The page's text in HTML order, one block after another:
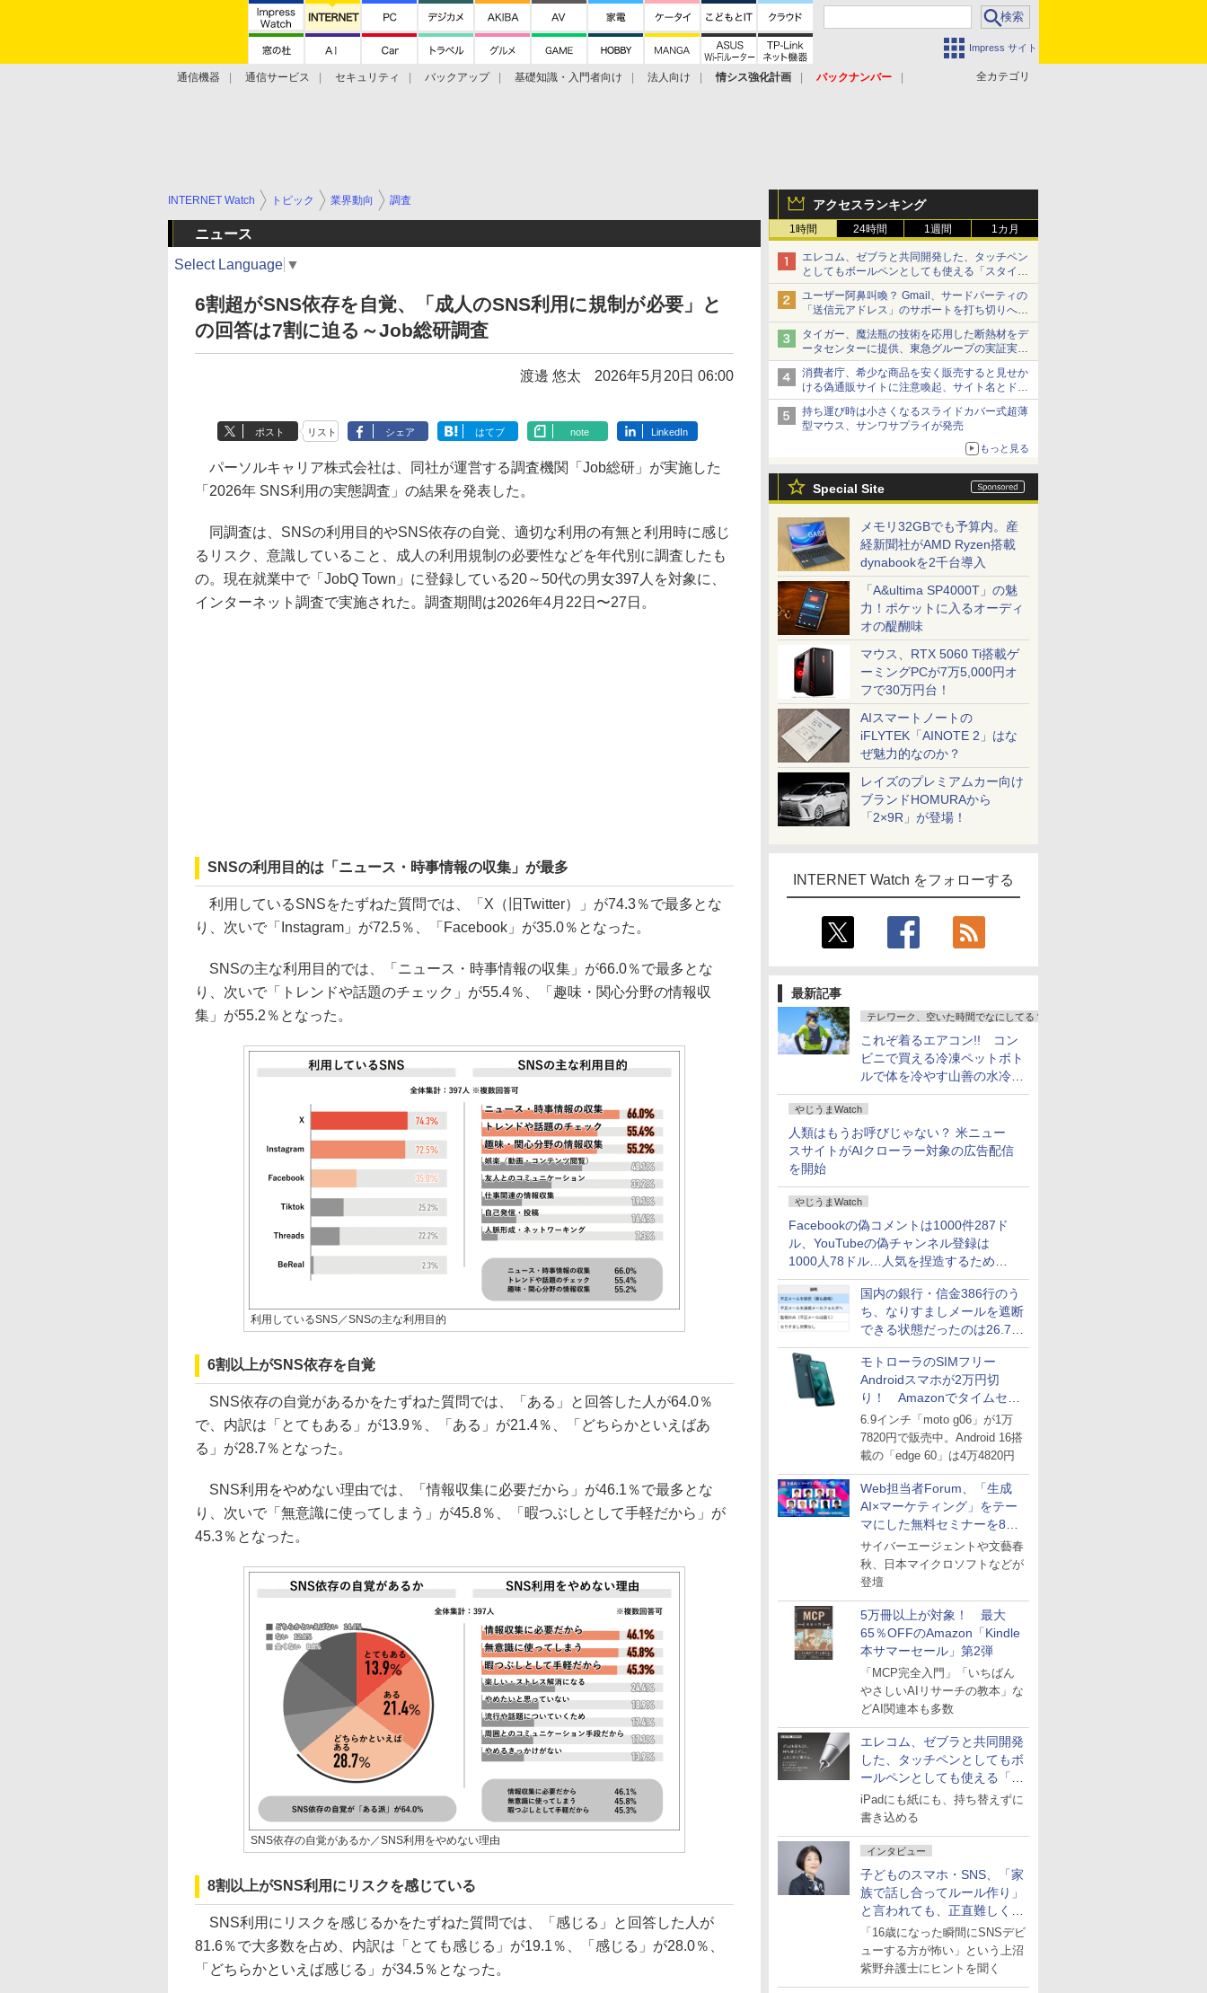
Impress サイト
全カテゴリ
通信機器 通信サービス セキュリティ バックアップ 基礎知識・入門者向け 法人向け 情シス強化計画
バックナンバー
アクセスランキング
1時間 24時間 1週間 1カ月
エレコム、ゼブラと共同開発した、タッチペン
としてもボールペンとしても使える「スタイラ
スツーウェイ」発売 iPadにも紙にも、持ち替
えずに書き込める
ユーザー阿鼻叫喚？ Gmail、サードパーティの
「送信元アドレス」のサポートを打ち切りへ
【やじうまWatch】
タイガー、魔法瓶の技術を応用した断熱材をデ
ータセンターに提供、東急グループの実証実験
で 「ステンレス密封真空断熱パネル TIVIP」
消費者庁、希少な商品を安く販売すると見せか
ける偽通販サイトに注意喚起、サイト名とドメ
イン名を公表
持ち運び時は小さくなるスライドカバー式超薄
型マウス、サンワサプライが発売
もっと見る
Special Site
メモリ32GBでも予算内。産
経新聞社がAMD Ryzen搭載
dynabookを2千台導入
「A&ultima SP4000T」の魅
力！ポケットに入るオーディ
オの醍醐味
マウス、RTX 5060 Ti搭載ゲ
ーミングPCが7万5,000円オ
フで30万円台！
AIスマートノートの
iFLYTEK「AINOTE 2」はな
ぜ魅力的なのか？
レイズのプレミアムカー向け
ブランドHOMURAから
「2×9R」が登場！
INTERNET Watch をフォローする
最新記事
テレワーク、空いた時間でなにしてる？
これぞ着るエアコン!! コン
ビニで買える冷凍ペットボト
ルで体を冷やす山善の水冷ベ
ストがロードバイクにちょう
どいい【ぼっち・ざ・ろー
ど！その14】
やじうまWatch
人類はもうお呼びじゃない？ 米ニュー
スサイトがAIクローラー対象の広告配信
を開始
やじうまWatch
Facebookの偽コメントは1000件287ド
ル、YouTubeの偽チャンネル登録は
1000人78ドル…人気を捏造するための
価格リストが公開中
国内の銀行・信金386行のう
ち、なりすましメールを遮断
できる状態だったのは26.7％
にとどまる～GMOブランド
セキュリティ調査
モトローラのSIMフリー
Androidスマホが2万円切
り！ Amazonでタイムセー
ル
6.9インチ「moto g06」が1万
7820円で販売中。Android 16搭
載の「edge 60」は4万4820円
Web担当者Forum、「生成
AI×マーケティング」をテー
マにした無料セミナーを8月
27日にオンライン開催
サイバーエージェントや文藝春
秋、日本マイクロソフトなどが
登壇
5万冊以上が対象！ 最大
65％OFFのAmazon「Kindle
本サマーセール」第2弾
「MCP完全入門」「いちばん
やさしいAIリサーチの教本」な
どAI関連本も多数
エレコム、ゼブラと共同開発
した、タッチペンとしてもボ
ールペンとしても使える「ス
タイラスツーウェイ」発売
iPadにも紙にも、持ち替えずに
書き込める
インタビュー
子どものスマホ・SNS、「家
族で話し合ってルール作り」
と言われても、正直難しくな
いですか？
「16歳になった瞬間にSNSデビ
ューする方が怖い」という上沼
紫野弁護士にヒントを聞く
INTERNET Watch トピック 業界動向 調査
ニュース
Select Language ▼
6割超がSNS依存を自覚、「成人のSNS利用に規制が必要」と
の回答は7割に迫る～Job総研調査
渡邊 悠太 2026年5月20日 06:00
ポスト リスト シェア はてブ note LinkedIn
パーソルキャリア株式会社は、同社が運営する調査機関「Job総研」が実施した
「2026年 SNS利用の実態調査」の結果を発表した。
同調査は、SNSの利用目的やSNS依存の自覚、適切な利用の有無と利用時に感じ
るリスク、意識していること、成人の利用規制の必要性などを年代別に調査したも
の。現在就業中で「JobQ Town」に登録している20～50代の男女397人を対象に、
インターネット調査で実施された。調査期間は2026年4月22日〜27日。
SNSの利用目的は「ニュース・時事情報の収集」が最多
利用しているSNSをたずねた質問では、「X（旧Twitter）」が74.3％で最多とな
り、次いで「Instagram」が72.5％、「Facebook」が35.0％となった。
SNSの主な利用目的では、「ニュース・時事情報の収集」が66.0％で最多とな
り、次いで「トレンドや話題のチェック」が55.4％、「趣味・関心分野の情報収
集」が55.2％となった。
利用しているSNS／SNSの主な利用目的
6割以上がSNS依存を自覚
SNS依存の自覚があるかをたずねた質問では、「ある」と回答した人が64.0％
で、内訳は「とてもある」が13.9％、「ある」が21.4％、「どちらかといえばあ
る」が28.7％となった。
SNS利用をやめない理由では、「情報収集に必要だから」が46.1％で最多とな
り、次いで「無意識に使ってしまう」が45.8％、「暇つぶしとして手軽だから」が
45.3％となった。
SNS依存の自覚があるか／SNS利用をやめない理由
8割以上がSNS利用にリスクを感じている
SNS利用にリスクを感じるかをたずねた質問では、「感じる」と回答した人が
81.6％で大多数を占め、内訳は「とても感じる」が19.1％、「感じる」が28.0％、
「どちらかといえば感じる」が34.5％となった。